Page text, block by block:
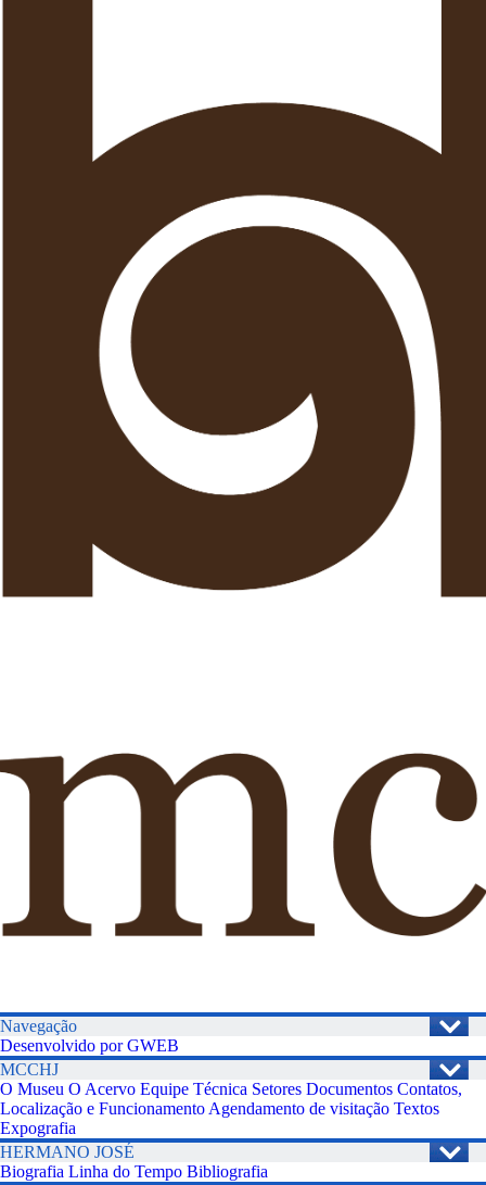
Navegação
Desenvolvido por GWEB
MCCHJ
O Museu O Acervo Equipe Técnica Setores Documentos Contatos,
Localização e Funcionamento Agendamento de visitação Textos
Expografia
HERMANO JOSÉ
Biografia Linha do Tempo Bibliografia